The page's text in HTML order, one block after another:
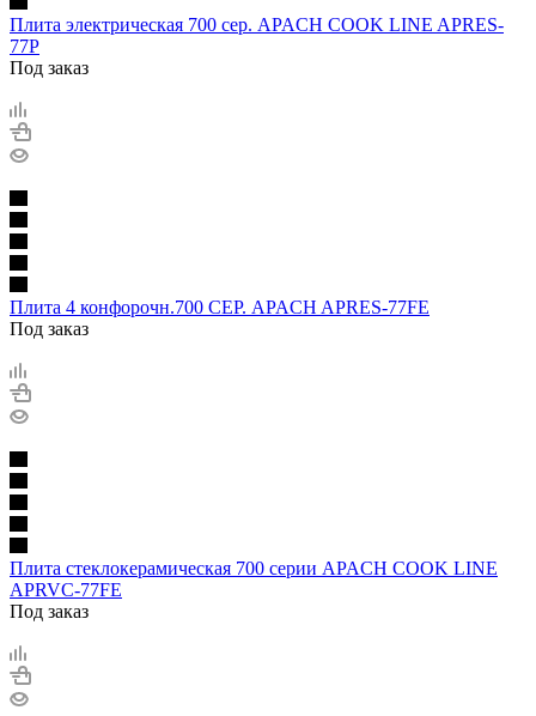
Плита электрическая 700 сер. APACH COOK LINE APRES-
77P
Под заказ
Плита 4 конфорочн.700 СЕР. APACH APRES-77FE
Под заказ
Плита стеклокерамическая 700 серии APACH COOK LINE
APRVC-77FE
Под заказ